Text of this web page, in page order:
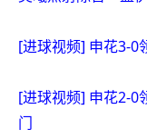
[进球视频] 申花3-0
[进球视频] 申花2-0
门